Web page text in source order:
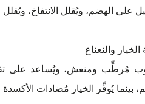
على الهضم، ويُقلل الانتفاخ،
مُرطِّب ومنعش، ويُساعد على
بينما يُوفِّر الخيار مُضادات